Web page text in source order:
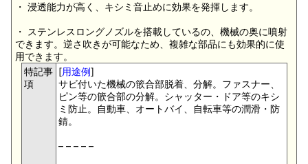
・ 浸透能力が高く、キシミ音止めに効果を発揮します。
・ ステンレスロングノズルを搭載しているの、機械の奥に噴射
できます。逆さ吹きが可能なため、複雑な部品にも効果的に使
用できます。
特記事
項
[用途例]
サビ付いた機械の篏合部脱着、分解。ファスナー、
ピン等の篏合部の分解。シャッター・ドア等のキシ
ミ防止。自動車、オートバイ、自転車等の潤滑・防
錆。
– – – – –